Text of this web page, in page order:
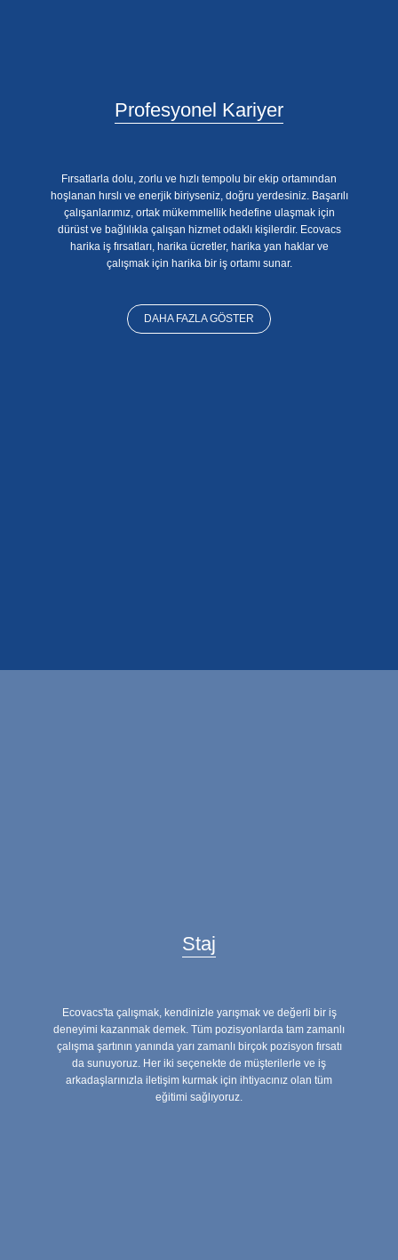
Profesyonel Kariyer
Fırsatlarla dolu, zorlu ve hızlı tempolu bir ekip ortamından
hoşlanan hırslı ve enerjik biriyseniz, doğru yerdesiniz. Başarılı
çalışanlarımız, ortak mükemmellik hedefine ulaşmak için
dürüst ve bağlılıkla çalışan hizmet odaklı kişilerdir. Ecovacs
harika iş fırsatları, harika ücretler, harika yan haklar ve
çalışmak için harika bir iş ortamı sunar.
DAHA FAZLA GÖSTER
Staj
Ecovacs'ta çalışmak, kendinizle yarışmak ve değerli bir iş
deneyimi kazanmak demek. Tüm pozisyonlarda tam zamanlı
çalışma şartının yanında yarı zamanlı birçok pozisyon fırsatı
da sunuyoruz. Her iki seçenekte de müşterilerle ve iş
arkadaşlarınızla iletişim kurmak için ihtiyacınız olan tüm
eğitimi sağlıyoruz.